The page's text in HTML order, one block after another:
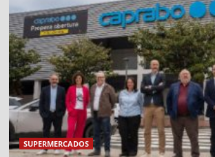
SUPERMERCADOS